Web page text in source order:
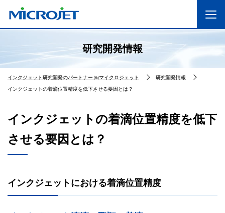
研究開発情報
インクジェット研究開発のパートナー ㈱マイクロジェット
研究開発情報
インクジェットの着滴位置精度を低下させる要因とは？
インクジェットの着滴位置精度を低下
させる要因とは？
インクジェットにおける着滴位置精度